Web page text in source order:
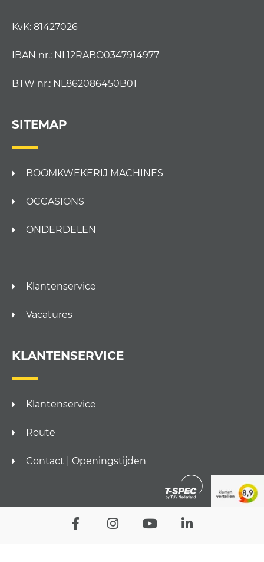
KvK: 81427026
IBAN nr.: NL12RABO0347914977
BTW nr.: NL862086450B01
SITEMAP
BOOMKWEKERIJ MACHINES
OCCASIONS
ONDERDELEN
Klantenservice
Vacatures
KLANTENSERVICE
Klantenservice
Route
Contact | Openingstijden